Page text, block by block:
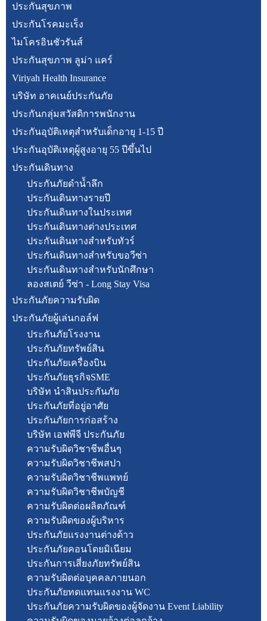
ประกันสุขภาพ
ประกันโรคมะเร็ง
ไมโครอินชัวรันส์
ประกันสุขภาพ ลูม่า แคร์
Viriyah Health Insurance
บริษัท อาคเนย์ประกันภัย
ประกันกลุ่มสวัสดิการพนักงาน
ประกันอุบัติเหตุสำหรับเด็กอายุ 1-15 ปี
ประกันอุบัติเหตุผู้สูงอายุ 55 ปีขึ้นไป
ประกันเดินทาง
ประกันภัยดำน้ำลึก
ประกันเดินทางรายปี
ประกันเดินทางในประเทศ
ประกันเดินทางต่างประเทศ
ประกันเดินทางสำหรับทัวร์
ประกันเดินทางสำหรับขอวีซ่า
ประกันเดินทางสำหรับนักศึกษา
ลองสเตย์ วีซ่า - Long Stay Visa
ประกันภัยความรับผิด
ประกันภัยผู้เล่นกอล์ฟ
ประกันภัยโรงงาน
ประกันภัยทรัพย์สิน
ประกันภัยเครื่องบิน
ประกันภัยธุรกิจSME
บริษัท นำสินประกันภัย
ประกันภัยที่อยู่อาศัย
ประกันภัยการก่อสร้าง
บริษัท เอฟพีจี ประกันภัย
ความรับผิดวิชาชีพอื่นๆ
ความรับผิดวิชาชีพสปา
ความรับผิดวิชาชีพแพทย์
ความรับผิดวิชาชีพบัญชี
ความรับผิดต่อผลิตภัณฑ์
ความรับผิดของผู้บริหาร
ประกันภัยแรงงานต่างด้าว
ประกันภัยคอนโดยมิเนียม
ประกันการเสี่ยงภัยทรัพย์สิน
ความรับผิดต่อบุคคลภายนอก
ประกันภัยทดแทนแรงงาน WC
ประกันภัยความรับผิดของผู้จัดงาน Event Liability